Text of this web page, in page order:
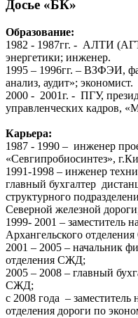
Досье «БК»
Образование:
1982 - 1987гг. - АЛТИ
энергетики; инженер.
1995 – 1996гг. – ВЗФЭИ,
анализ, аудит»; экономист.
2000 - 2001г. - ПГУ,
управленческих кадров,
Карьера:
1987 - 1990 – инженер
«Севгипробиосинтез»,
1991-1998 – инженер
главный бухгалтер
структурного
Северной железной
1999- 2001 – заместитель
Архангельского
2001 – 2005 – начальник
отделения СЖД;
2005 – 2008 – главный
СЖД;
с 2008 года – заместитель
отделения дороги по